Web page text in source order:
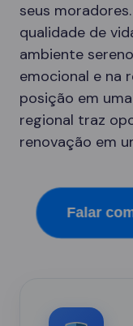
seus
qualidade de
ambiente
emocional e na
posição em
regional traz
renovação em
Falar